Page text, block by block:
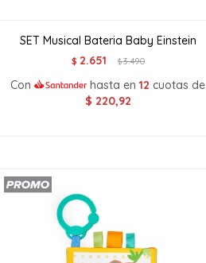
SET Musical Bateria Baby Einstein
$ 2.651 $3.490
Con hasta en12 cuotas de
$ 220,92